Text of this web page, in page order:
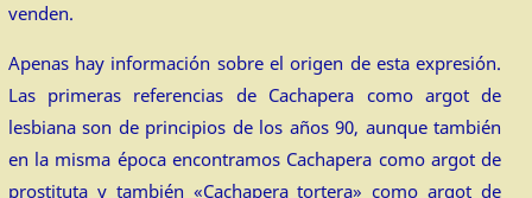
venden.
Apenas hay información sobre el origen de esta expresión.
Las primeras referencias de Cachapera como argot de
lesbiana son de principios de los años 90, aunque también
en la misma época encontramos Cachapera como argot de
prostituta y también «Cachapera tortera» como argot de